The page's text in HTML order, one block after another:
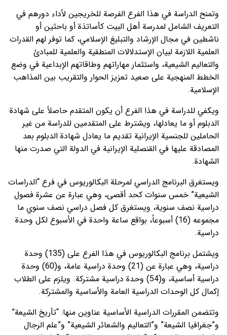
وتمنح الدراسة في هذا الفرع الفرصة للخريجين لأداء دورهم في
التعريف الشامل لمدرسة أهل البيت كأساتذة أو باحثين أو
ناشطين في مجال الإرشاد والتبليغ الإسلامي، كما توفر لهم القدرات
العلمية اللازمة لبيان الإستدلالات المنطقية والعلمية للمبادئ
والتعاليم الشيعية، واستثمار مهاراتهم وطاقاتهم الإبداعية في وضع
الخطط المنهجية على صعيد تعزيز الحوار والتقريب بين المذاهب
الإسلامية.
ويكفي للدراسة في هذا الفرع أن يكون المتقدم حاصلاً على شهادة
الدبلوم أو ما يعادلها، ويشترط على المتقدمين للدراسة من غير
الحاملين للجنسية الإيرانية تقديم ما يعادل شهادة الدبلوم بعد
المصادقة عليها في القنصلية الإيرانية في الدولة التي صدرت منها
الشهادة.
ويستغرق البرنامج الدراسي لمرحلة البكالوريوس في فرع “الدراسات
الشيعية” خمس سنوات كحد أقصى، وهي عبارة عن عشرة فصول
دراسية نصف سنوية، ويستغرق كل فصل دراسي نصف سنوي ما
مجموعه (16) أسبوعاً، بواقع ساعة واحدة في الأسبوع لكل وحدة
دراسية.
ويشتمل برنامج البكالوريوس في هذا الفرع على (135) وحدة
دراسية، وهي عبارة عن (21) وحدة دراسية عامة، و(60) وحدة
دراسية أساسية، و(54) وحدة دراسية مشتركة. ويلزم على الطلاب
إكمال كل الوحدات الدراسية العامة والأساسية والمشتركة.
وتتضمن المقررات الدراسية الأساسية عناوين منها: “تأريخ الشيعة”
و”جغرافيا الشيعة” و”التعاليم والشعائر الشيعية” و”علم الرجال